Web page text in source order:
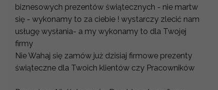
biznesowych prezentów świątecznych - nie martw
się - wykonamy to za ciebie ! wystarczy zlecić nam
usługę wysłania- a my wykonamy to dla Twojej
firmy
Nie Wahaj się zamów już dzisiaj firmowe prezenty
świąteczne dla Twoich klientów czy Pracowników